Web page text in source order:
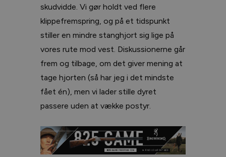
skudvidde. Vi gør holdt ved flere
klippefremspring, og på et tidspunkt
stiller en mindre stanghjort sig lige på
vores rute mod vest. Diskussionerne går
frem og tilbage, om det giver mening at
tage hjorten (så har jeg i det mindste
fået én), men vi lader stille dyret
passere uden at vække postyr.